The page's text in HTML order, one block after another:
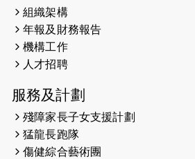
2024-01-01
2023-11-28
2023-09-30
共融理念 港聞
2023-06-28
組織架構
年報及財務報告
機構工作
人才招聘
服務及計劃
殘障家長子女支援計劃
猛龍長跑隊
傷健綜合藝術團